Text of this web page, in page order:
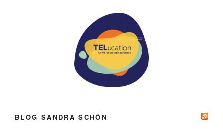
BLOG SANDRA SCHÖN